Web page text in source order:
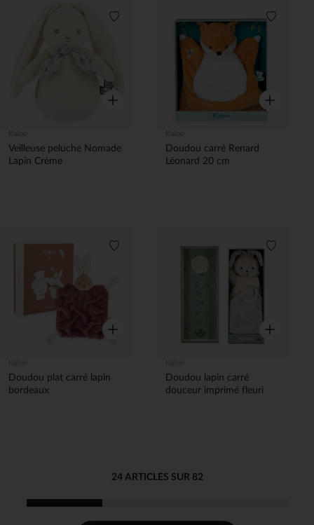
Liste de souhaits
Aperçu rapide
Veilleuse peluche Nomade
Lapin Crème
Aperçu
Doudou carré Renard
Léonard 20 cm
Liste de souhaits
Aperçu rapide
Doudou plat carré lapin
bordeaux
Aperçu
Doudou lapin carré
douceur imprimé fleuri
24 ARTICLES SUR 82